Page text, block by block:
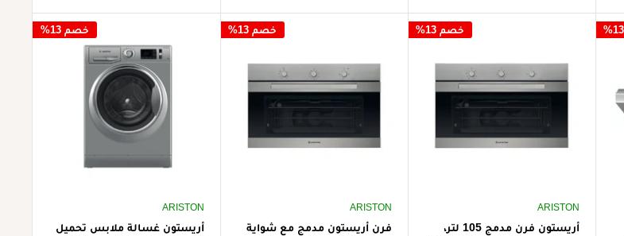
خصم 13%
ARISTON
أريستون فرن مدمج 105 لتر،
خصم 13%
ARISTON
فرن أريستون مدمج مع شواية
خصم 13%
ARISTON
أريستون غسالة ملابس تحميل